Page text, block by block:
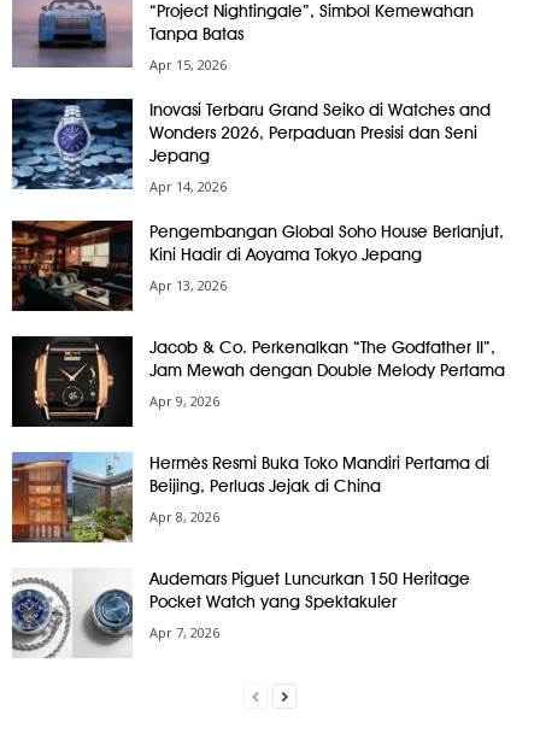
“Project Nightingale”, Simbol Kemewahan
Tanpa Batas
Apr 15, 2026
Inovasi Terbaru Grand Seiko di Watches and
Wonders 2026, Perpaduan Presisi dan Seni
Jepang
Apr 14, 2026
Pengembangan Global Soho House Berlanjut,
Kini Hadir di Aoyama Tokyo Jepang
Apr 13, 2026
Jacob & Co. Perkenalkan “The Godfather II”,
Jam Mewah dengan Double Melody Pertama
Apr 9, 2026
Hermès Resmi Buka Toko Mandiri Pertama di
Beijing, Perluas Jejak di China
Apr 8, 2026
Audemars Piguet Luncurkan 150 Heritage
Pocket Watch yang Spektakuler
Apr 7, 2026